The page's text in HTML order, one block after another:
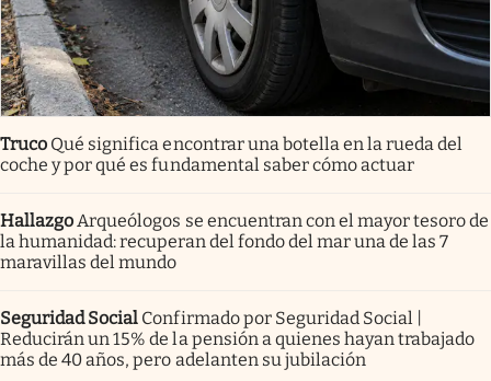
Truco Qué significa encontrar una botella en la rueda del
coche y por qué es fundamental saber cómo actuar
HallazgoArqueólogos se encuentran con el mayor tesoro de
la humanidad: recuperan del fondo del mar una de las 7
maravillas del mundo
Seguridad Social Confirmado por Seguridad Social |
Reducirán un 15% de la pensión a quienes hayan trabajado
más de 40 años, pero adelanten su jubilación